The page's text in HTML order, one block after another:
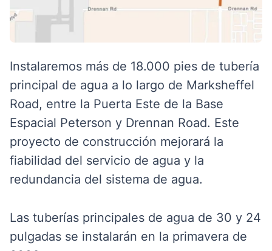
Instalaremos más de 18.000 pies de tubería
principal de agua a lo largo de Marksheffel
Road, entre la Puerta Este de la Base
Espacial Peterson y Drennan Road. Este
proyecto de construcción mejorará la
fiabilidad del servicio de agua y la
redundancia del sistema de agua.
Las tuberías principales de agua de 30 y 24
pulgadas se instalarán en la primavera de